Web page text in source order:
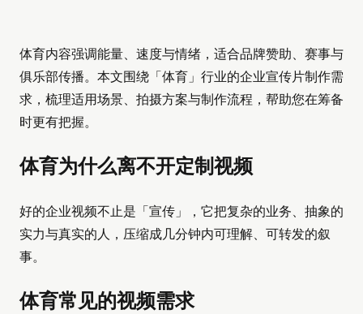
体育内容强调能量、速度与情绪，适合品牌赞助、赛事与
俱乐部传播。本文围绕「体育」行业的企业宣传片制作需
求，梳理适用场景、拍摄方案与制作流程，帮助您在筹备
时更有把握。
体育为什么离不开定制视频
好的企业视频不止是「宣传」，它把复杂的业务、抽象的
实力与真实的人，压缩成几分钟内可理解、可转发的叙
事。
体育常见的视频需求